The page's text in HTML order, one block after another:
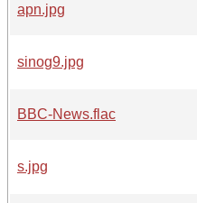
apn.jpg
sinog9.jpg
BBC-News.flac
s.jpg